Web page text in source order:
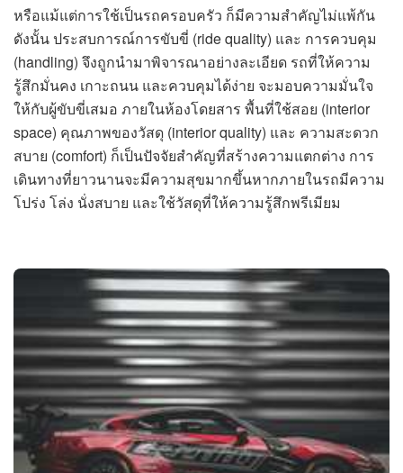
หรือแม้แต่การใช้เป็นรถครอบครัว ก็มีความสำคัญไม่แพ้กัน
ดังนั้น ประสบการณ์การขับขี่ (ride quality) และ การควบคุม
(handling) จึงถูกนำมาพิจารณาอย่างละเอียด รถที่ให้ความ
รู้สึกมั่นคง เกาะถนน และควบคุมได้ง่าย จะมอบความมั่นใจ
ให้กับผู้ขับขี่เสมอ ภายในห้องโดยสาร พื้นที่ใช้สอย (interior
space) คุณภาพของวัสดุ (interior quality) และ ความสะดวก
สบาย (comfort) ก็เป็นปัจจัยสำคัญที่สร้างความแตกต่าง การ
เดินทางที่ยาวนานจะมีความสุขมากขึ้นหากภายในรถมีความ
โปร่ง โล่ง นั่งสบาย และใช้วัสดุที่ให้ความรู้สึกพรีเมียม